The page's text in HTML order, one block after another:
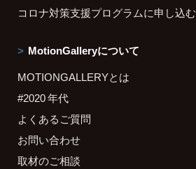
コロナ対策支援プログラムに申し込む
MotionGalleryについて
MOTIONGALLERYとは
#2020 年代
よくあるご質問
お問い合わせ
取材のご相談